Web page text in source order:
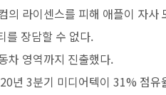
의 라이센스를 피해 애플이 자사
를 장담할 수 없다.
차 영역까지 진출했다.
년 3분기 미디어텍이 31% 점유